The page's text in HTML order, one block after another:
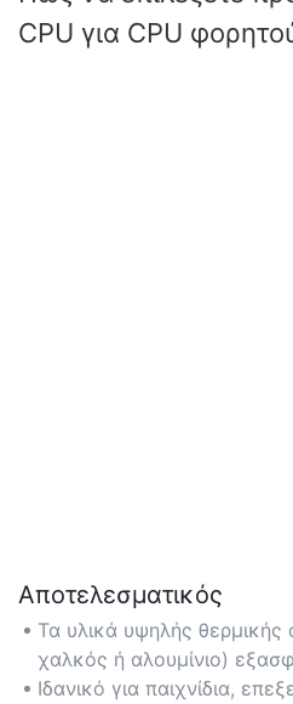
CPU για CPU
Αποτελεσματικός
Τα υλικά υψηλής θερμικής
χαλκός ή αλουμίνιο)
απαγωγή θερμότητας για
Ιδανικό για παιχνίδια,